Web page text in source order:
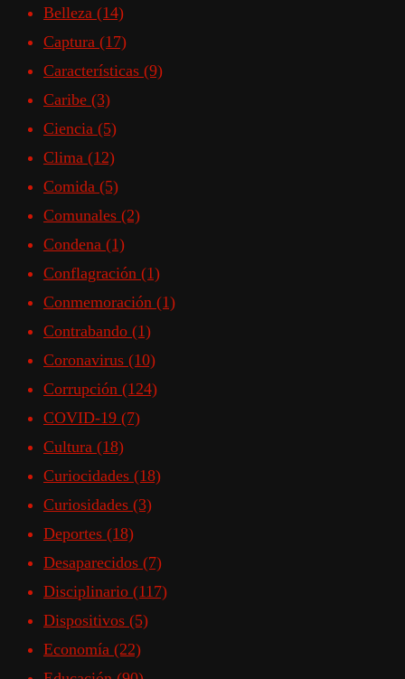
Belleza (14)
Captura (17)
Características (9)
Caribe (3)
Ciencia (5)
Clima (12)
Comida (5)
Comunales (2)
Condena (1)
Conflagración (1)
Conmemoración (1)
Contrabando (1)
Coronavirus (10)
Corrupción (124)
COVID-19 (7)
Cultura (18)
Curiocidades (18)
Curiosidades (3)
Deportes (18)
Desaparecidos (7)
Disciplinario (117)
Dispositivos (5)
Economía (22)